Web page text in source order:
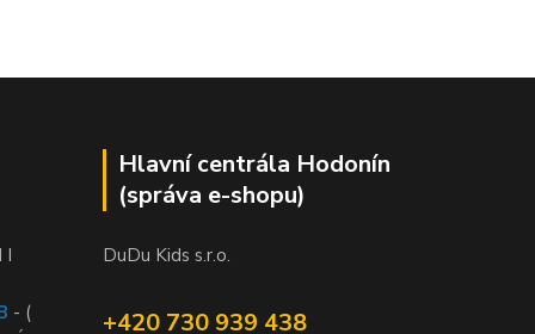
I
- (
Hlavní centrála Hodonín
(správa e-shopu)
DuDu Kids s.r.o.
+420 730 939 438